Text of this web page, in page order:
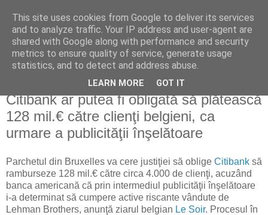
Reflecţii economice
blog de reflecţii, informaţii şi opinii economice
sâmbătă, 24 octombrie 2009
Citibank ar putea fi obligată să plătească
128 mil.€ către clienţi belgieni, ca
urmare a publicităţii înşelătoare
Parchetul din Bruxelles va cere justiţiei să oblige Citibank să
ramburseze 128 mil.€ către circa 4.000 de clienţi, acuzând
banca americană că prin intermediul publicităţii înşelătoare
i-a determinat să cumpere active riscante vândute de
Lehman Brothers, anunţă ziarul belgian Le Soir. Procesul în
This site uses cookies from Google to deliver its services
and to analyze traffic. Your IP address and user-agent are
shared with Google along with performance and security
metrics to ensure quality of service, generate usage
statistics, and to detect and address abuse.
LEARN MORE GOT IT